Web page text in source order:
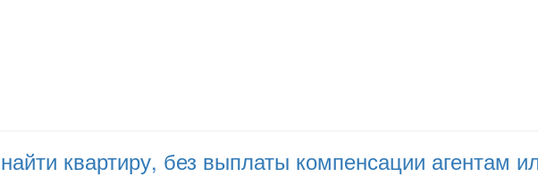
квартиру, без выплаты компенсации агентам